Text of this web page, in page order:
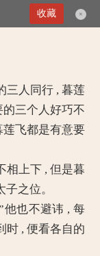
第68章 莲斋
人同行 , 暮莲
三个人好巧不
飞都是有意要
上下 , 但是暮
之位。
也不避讳 , 每
时 , 便看各自的
×
收藏